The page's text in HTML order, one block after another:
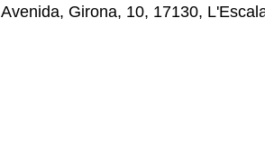
Avenida, Girona, 10, 17130,